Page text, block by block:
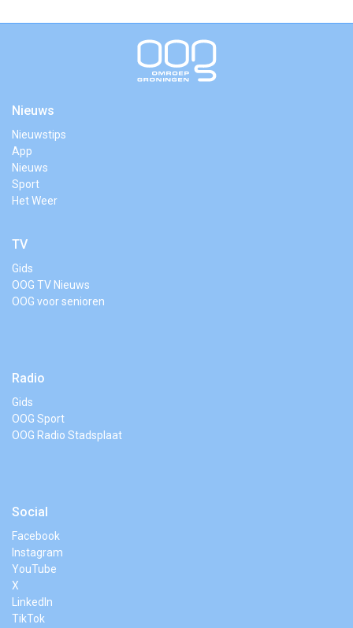
Nieuws
Nieuwstips
App
Nieuws
Sport
Het Weer
TV
Gids
OOG TV Nieuws
OOG voor senioren
Radio
Gids
OOG Sport
OOG Radio Stadsplaat
Social
Facebook
Instagram
YouTube
X
LinkedIn
TikTok